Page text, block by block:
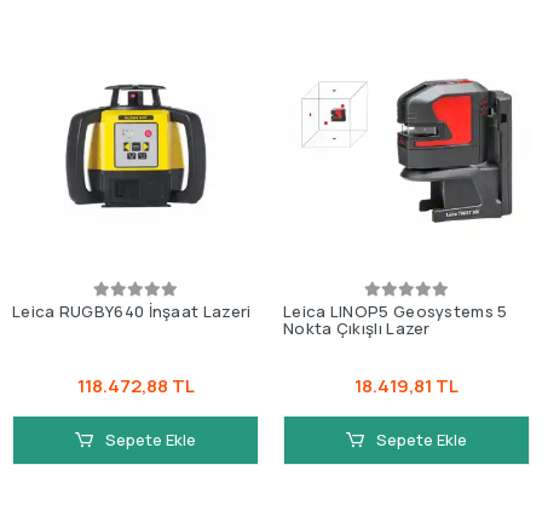
Leica RUGBY640 İnşaat Lazeri
118.472,88 TL
Sepete Ekle
Leica LINOP5 Geosystems 5
Nokta Çıkışlı Lazer
18.419,81 TL
Sepete Ekle